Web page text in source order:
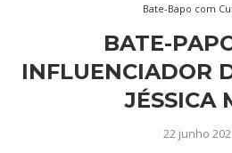
Bate-Bapo com
BATE-
INFLUENCIADOR
JÉSSICA
22 junho